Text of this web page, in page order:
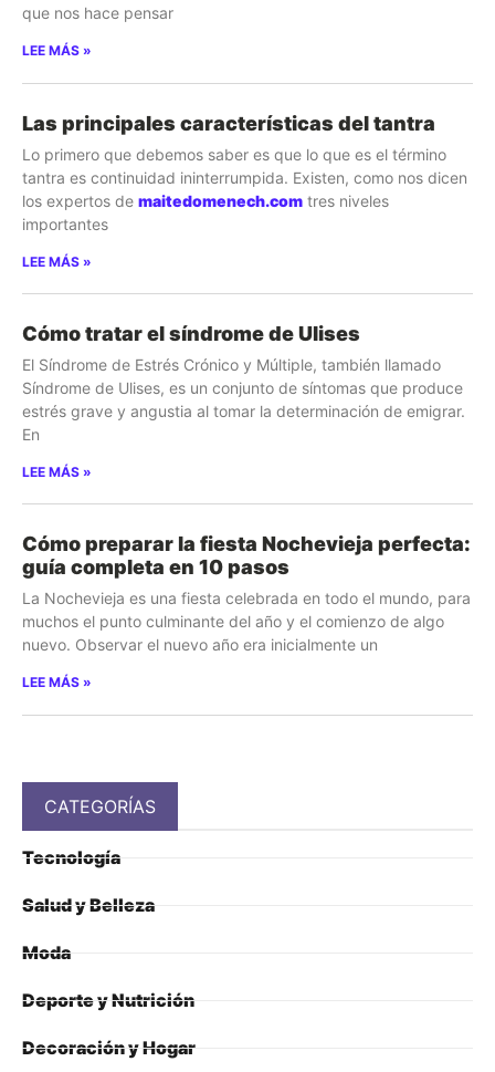
que nos hace pensar
LEE MÁS »
Las principales características del tantra
Lo primero que debemos saber es que lo que es el término
tantra es continuidad ininterrumpida. Existen, como nos dicen
los expertos de maitedomenech.com tres niveles
importantes
LEE MÁS »
Cómo tratar el síndrome de Ulises
El Síndrome de Estrés Crónico y Múltiple, también llamado
Síndrome de Ulises, es un conjunto de síntomas que produce
estrés grave y angustia al tomar la determinación de emigrar.
En
LEE MÁS »
Cómo preparar la fiesta Nochevieja perfecta:
guía completa en 10 pasos
La Nochevieja es una fiesta celebrada en todo el mundo, para
muchos el punto culminante del año y el comienzo de algo
nuevo. Observar el nuevo año era inicialmente un
LEE MÁS »
CATEGORÍAS
Tecnología
Salud y Belleza
Moda
Deporte y Nutrición
Decoración y Hogar